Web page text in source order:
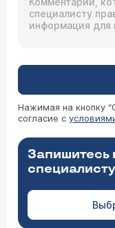
Нажимая на кнопку
согласие с
Запишитесь
специалисту